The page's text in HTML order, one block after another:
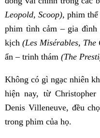
Leopold, Scoop), phim
phim tình cảm – gia đình
kịch (Les ​​Misérables, The
ẩn – trinh thám (The
Không có gì ngạc nhiên
hiện nay, từ
Denis Villeneuve, đều
trong phim của họ.